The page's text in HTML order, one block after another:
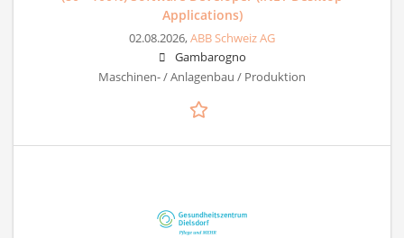
Applications)
02.08.2026,ABB Schweiz AG
Gambarogno
Maschinen- / Anlagenbau / Produktion